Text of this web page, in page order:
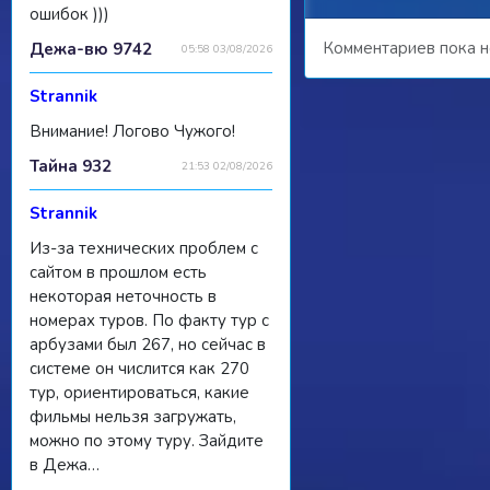
ошибок )))
05:58 03/08/2026
Дежа-вю 9742
Strannik
Внимание! Логово Чужого!
21:53 02/08/2026
Тайна 932
Strannik
Из-за технических проблем с
сайтом в прошлом есть
некоторая неточность в
номерах туров. По факту тур с
арбузами был 267, но сейчас в
системе он числится как 270
тур, ориентироваться, какие
фильмы нельзя загружать,
можно по этому туру. Зайдите
в Дежа…
Комментариев пока